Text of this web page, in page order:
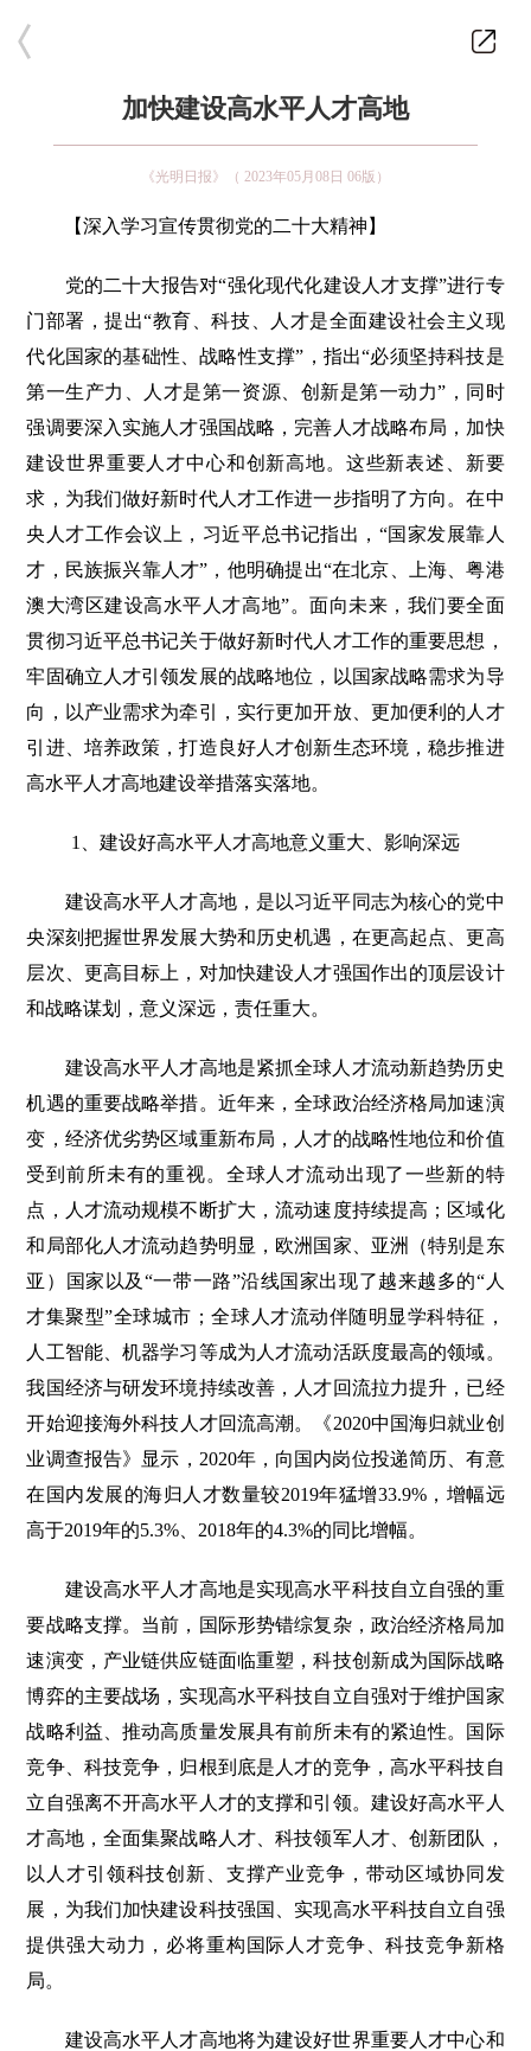
加快建设高水平人才高地
《光明日报》（ 2023年05月08日 06版）
【深入学习宣传贯彻党的二十大精神】
党的二十大报告对“强化现代化建设人才支撑”进行专
门部署，提出“教育、科技、人才是全面建设社会主义现
代化国家的基础性、战略性支撑”，指出“必须坚持科技是
第一生产力、人才是第一资源、创新是第一动力”，同时
强调要深入实施人才强国战略，完善人才战略布局，加快
建设世界重要人才中心和创新高地。这些新表述、新要
求，为我们做好新时代人才工作进一步指明了方向。在中
央人才工作会议上，习近平总书记指出，“国家发展靠人
才，民族振兴靠人才”，他明确提出“在北京、上海、粤港
澳大湾区建设高水平人才高地”。面向未来，我们要全面
贯彻习近平总书记关于做好新时代人才工作的重要思想，
牢固确立人才引领发展的战略地位，以国家战略需求为导
向，以产业需求为牵引，实行更加开放、更加便利的人才
引进、培养政策，打造良好人才创新生态环境，稳步推进
高水平人才高地建设举措落实落地。
1、建设好高水平人才高地意义重大、影响深远
建设高水平人才高地，是以习近平同志为核心的党中
央深刻把握世界发展大势和历史机遇，在更高起点、更高
层次、更高目标上，对加快建设人才强国作出的顶层设计
和战略谋划，意义深远，责任重大。
建设高水平人才高地是紧抓全球人才流动新趋势历史
机遇的重要战略举措。近年来，全球政治经济格局加速演
变，经济优劣势区域重新布局，人才的战略性地位和价值
受到前所未有的重视。全球人才流动出现了一些新的特
点，人才流动规模不断扩大，流动速度持续提高；区域化
和局部化人才流动趋势明显，欧洲国家、亚洲（特别是东
亚）国家以及“一带一路”沿线国家出现了越来越多的“人
才集聚型”全球城市；全球人才流动伴随明显学科特征，
人工智能、机器学习等成为人才流动活跃度最高的领域。
我国经济与研发环境持续改善，人才回流拉力提升，已经
开始迎接海外科技人才回流高潮。《2020中国海归就业创
业调查报告》显示，2020年，向国内岗位投递简历、有意
在国内发展的海归人才数量较2019年猛增33.9%，增幅远
高于2019年的5.3%、2018年的4.3%的同比增幅。
建设高水平人才高地是实现高水平科技自立自强的重
要战略支撑。当前，国际形势错综复杂，政治经济格局加
速演变，产业链供应链面临重塑，科技创新成为国际战略
博弈的主要战场，实现高水平科技自立自强对于维护国家
战略利益、推动高质量发展具有前所未有的紧迫性。国际
竞争、科技竞争，归根到底是人才的竞争，高水平科技自
立自强离不开高水平人才的支撑和引领。建设好高水平人
才高地，全面集聚战略人才、科技领军人才、创新团队，
以人才引领科技创新、支撑产业竞争，带动区域协同发
展，为我们加快建设科技强国、实现高水平科技自立自强
提供强大动力，必将重构国际人才竞争、科技竞争新格
局。
建设高水平人才高地将为建设好世界重要人才中心和